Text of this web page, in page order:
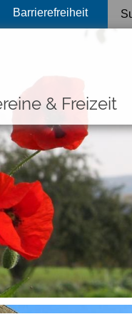
Barrierefreiheit
& Freizeit